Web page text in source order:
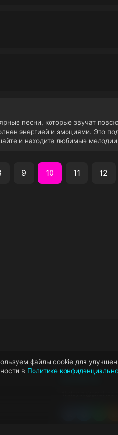
песни, которые звучат
энергией и эмоциями. Это
и находите любимые
9 10 11 12
файлы cookie для
в Политике